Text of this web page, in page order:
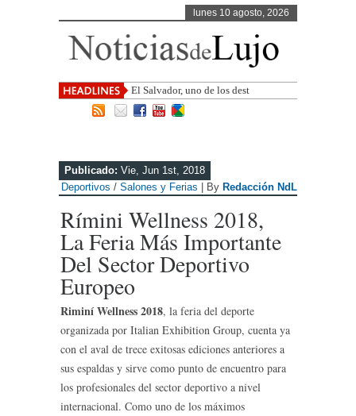
lunes 10 agosto, 2026
El Salvador, uno de los destinos con
mayor proyección de Cen
Publicado: Vie, Jun 1st, 2018
Deportivos / Salones y Ferias | By Redacción NdL
Rímini Wellness 2018,
La Feria Más Importante
Del Sector Deportivo
Europeo
Riminí Wellness 2018, la feria del deporte
organizada por Italian Exhibition Group, cuenta ya
con el aval de trece exitosas ediciones anteriores a
sus espaldas y sirve como punto de encuentro para
los profesionales del sector deportivo a nivel
internacional. Como uno de los máximos